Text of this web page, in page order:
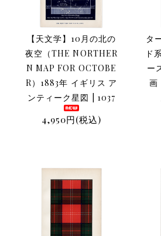
【天文学】10月の北の
夜空（THE NORTHER
N MAP FOR OCTOBE
R）1883年 イギリス ア
ンティーク星図 | 1037
4,950円(税込)
タ
ド
ー
画